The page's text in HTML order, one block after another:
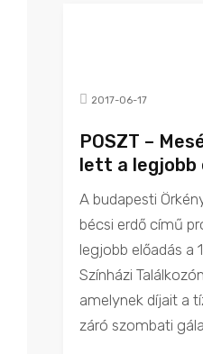
2017-06-17
POSZT –
lett a legjobb
A budapesti
bécsi erdő című
legjobb előadás a
Színházi
amelynek díjait a
záró szombati